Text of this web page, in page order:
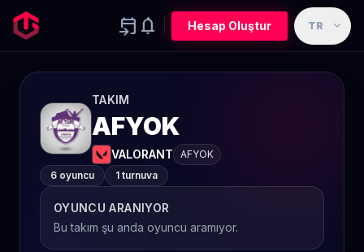
event_upcoming notifications Hesap Oluştur TR expand_more
TAKIM
AFYOK
VALORANT
AFYOK
6 oyuncu
1 turnuva
OYUNCU ARANIYOR
Bu takım şu anda oyuncu aramıyor.